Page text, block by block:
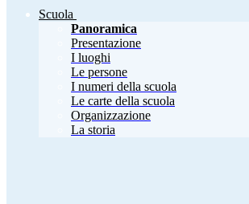
Scuola
Panoramica
Presentazione
I luoghi
Le persone
I numeri della scuola
Le carte della scuola
Organizzazione
La storia